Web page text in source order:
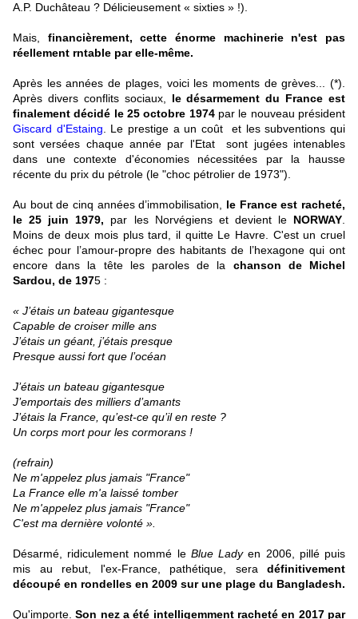
A.P. Duchâteau ? Délicieusement « sixties » !).
Mais, financièrement, cette énorme machinerie n'est pas
réellement rntable par elle-même.
Après les années de plages, voici les moments de grèves... (*).
Après divers conflits sociaux, le désarmement du France est
finalement décidé le 25 octobre 1974par le nouveau président
Giscard d'Estaing . Le prestige a un coût et les subventions qui
sont versées chaque année par l'Etat sont jugées intenables
dans une contexte d'économies nécessitées par la hausse
récente du prix du pétrole (le "choc pétrolier de 1973").
Au bout de cinq années d’immobilisation, le France est racheté,
le 25 juin 1979, par les Norvégiens et devient le NORWAY
Moins de deux mois plus tard, il quitte Le Havre. C'est un cruel
échec pour l’amour-propre des habitants de l’hexagone qui ont
encore dans la tête les paroles de la chanson de Michel
Sardou, de 1975 :
« J’étais un bateau gigantesque
Capable de croiser mille ans
J’étais un géant, j’étais presque
Presque aussi fort que l’océan
J’étais un bateau gigantesque
J’emportais des milliers d’amants
J’étais la France, qu’est-ce qu’il en reste ?
Un corps mort pour les cormorans !
(refrain)
Ne m'appelez plus jamais "France"
La France elle m'a laissé tomber
Ne m'appelez plus jamais "France"
C'est ma dernière volonté ».
Désarmé, ridiculement nommé le Blue Ladyen 2006, pillé puis
mis au rebut, l'ex-France, pathétique, sera définitivement
découpé en rondelles en 2009 sur une plage du Bangladesh.
Qu'importe.Son nez a été intelligemment racheté en 2017 par